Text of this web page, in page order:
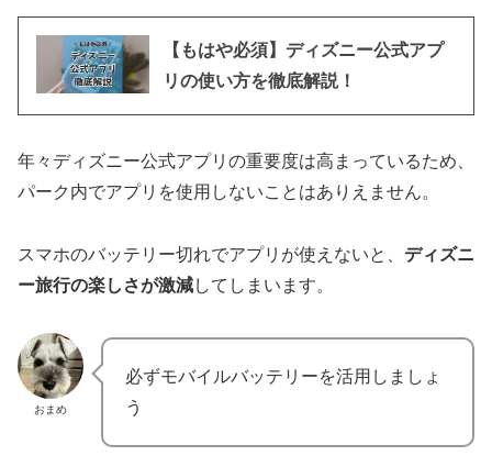
【もはや必須】ディズニー公式アプ
リの使い方を徹底解説！
年々ディズニー公式アプリの重要度は高まっているため、
パーク内でアプリを使用しないことはありえません。
スマホのバッテリー切れでアプリが使えないと、 ディズニ
ー旅行の楽しさが激減してしまいます。
おまめ
必ずモバイルバッテリーを活用しましょ
う